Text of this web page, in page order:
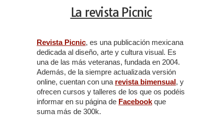
La revista Picnic
Revista Picnic, es una publicación mexicana
dedicada al diseño, arte y cultura visual. Es
una de las más veteranas, fundada en 2004.
Además, de la siempre actualizada versión
online, cuentan con una revista bimensual, y
ofrecen cursos y talleres de los que os podéis
informar en su página de Facebook que
suma más de 300k.